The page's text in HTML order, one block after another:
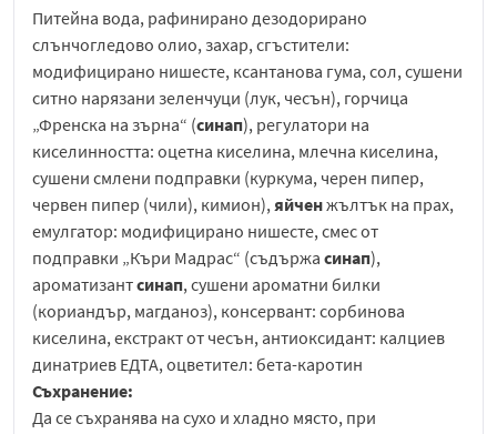
Питейна вода, рафинирано дезодорирано
слънчогледово олио, захар, сгъстители:
модифицирано нишесте, ксантанова гума, сол, сушени
ситно нарязани зеленчуци (лук, чесън), горчица
„Френска на зърна“ (синап), регулатори на
киселинността: оцетна киселина, млечна киселина,
сушени смлени подправки (куркума, черен пипер,
червен пипер (чили), кимион),яйченжълтък на прах,
емулгатор: модифицирано нишесте, смес от
подправки „Къри Мадрас“ (съдържа синап),
ароматизантсинап, сушени ароматни билки
(кориандър, магданоз), консервант: сорбинова
киселина, екстракт от чесън, антиоксидант: калциев
динатриев ЕДТА, оцветител: бета-каротин
Съхранение:
Да се съхранява на сухо и хладно място, при